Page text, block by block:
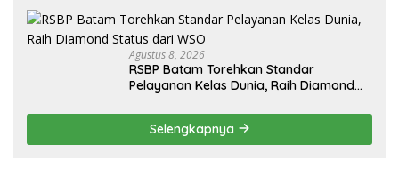
Agustus 8, 2026
RSBP Batam Torehkan Standar
Pelayanan Kelas Dunia, Raih Diamond
Selengkapnya